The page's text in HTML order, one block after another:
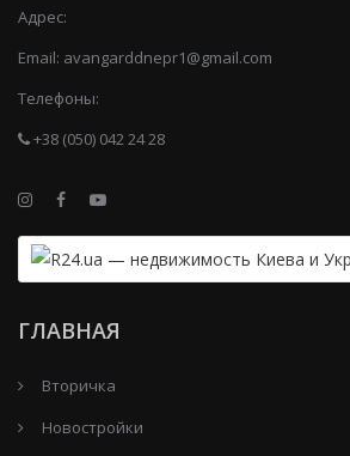
Адрес:
Email: avangarddnepr1@gmail.com
Телефоны:
+38 (050) 042 24 28
ГЛАВНАЯ
Вторичка
Новостройки